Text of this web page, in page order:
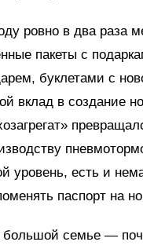
ровно в два раза
пакеты с
буклетами с
вклад в создание
уровень, есть и
паспорт на
большой семье —